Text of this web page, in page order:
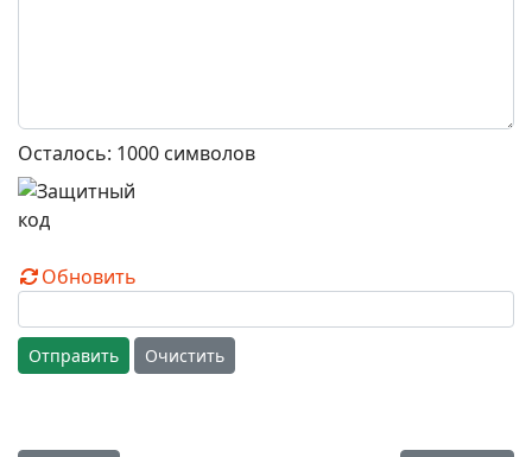
Осталось: 1000 символов
Обновить
Отправить Очистить